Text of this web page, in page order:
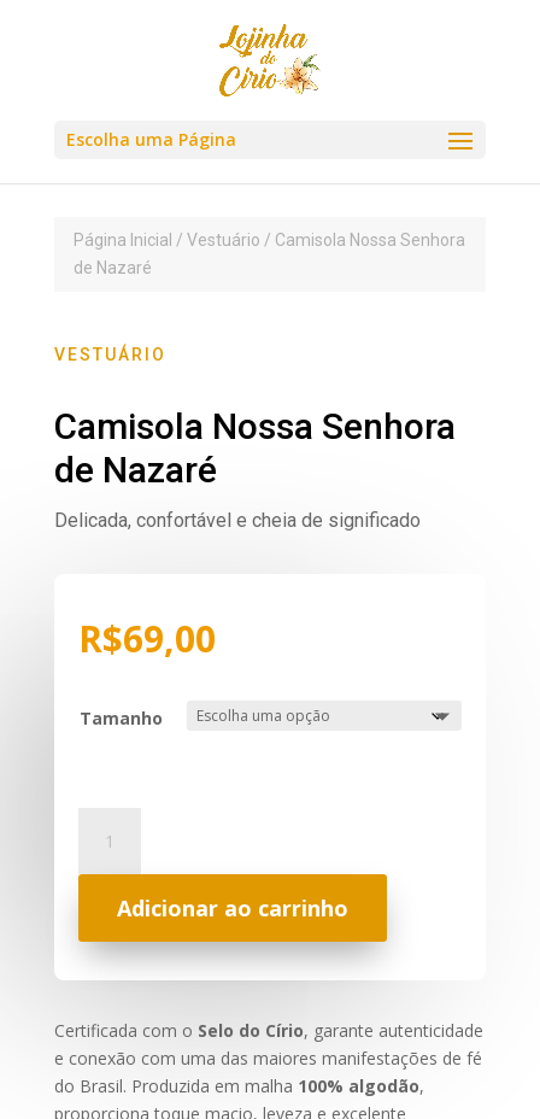
Escolha uma Página
Página Inicial / Vestuário / Camisola Nossa Senhora
de Nazaré
VESTUÁRIO
Camisola Nossa Senhora
de Nazaré
Delicada, confortável e cheia de significado
R$69,00
Tamanho
Nossa
Senhora
quantidade
Adicionar ao carrinho
Certificada com o Selo do Círio, garante autenticidade
e conexão com uma das maiores manifestações de fé
do Brasil. Produzida em malha 100% algodão,
proporciona toque macio, leveza e excelente